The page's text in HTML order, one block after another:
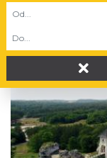
XV Festiwal
Kolejna edycja